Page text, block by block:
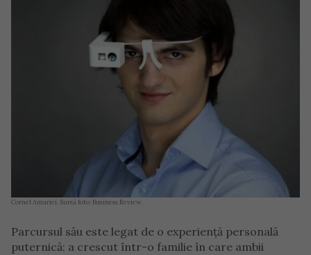
Cornel Amariei. Sursă foto: Business Review.
Parcursul său este legat de o experiență personală
puternică: a crescut într-o familie în care ambii